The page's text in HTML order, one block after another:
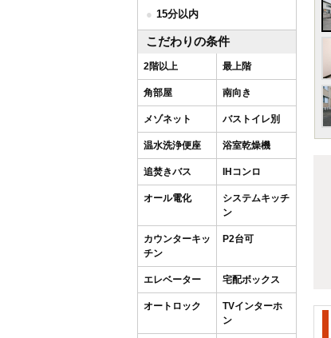
15分以内
こだわりの条件
2階以上 最上階
角部屋 南向き
メゾネット バストイレ別
温水洗浄便座 浴室乾燥機
追焚きバス IHコンロ
オール電化
システムキッチ
ン
カウンターキッ
チン
P2台可
エレベーター 宅配ボックス
オートロック
TVインターホ
ン